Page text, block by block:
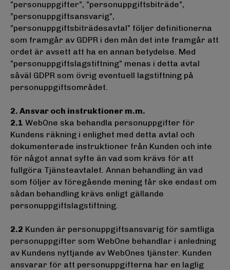
”personuppgifter”, ”personuppgiftsbiträde”,
”personuppgiftsansvarig”,
”personuppgiftsbiträdesavtal” följer definitionerna
som framgår av GDPR i den mån det inte framgår att
ordet är avsett att ha en annan betydelse. Med
”personuppgiftslagstiftning” menas i detta avtal
såväl GDPR som övrig eventuell lagstiftning på
personuppgiftsområdet.
2. Ansvar och instruktioner m.m.
2.1 WebOne ska behandla personuppgifter för
Kundens räkning i enlighet med detta avtal och
dokumenterade instruktioner från Kunden och inte
för något annat syfte än vad som krävs för att
fullgöra Tjänsteavtalet. Annan behandling än vad
som följer av föregående mening får ske endast om
sådan behandling krävs enligt gällande
personuppgiftslagstiftning.
2.2 Kunden är personuppgiftsansvarig för samtliga
personuppgifter som WebOne behandlar i anledning
av Kundens nyttjande av WebOnes tjänster. Kunden
ansvarar för att personuppgifterna har en laglig